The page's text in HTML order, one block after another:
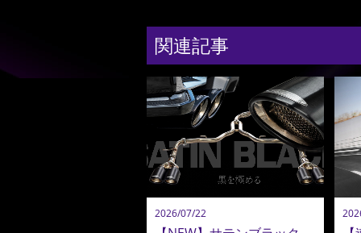
関連記事
2026/07/22